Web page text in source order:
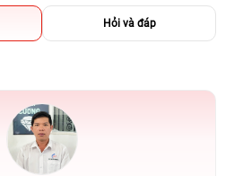
Hỏi và đáp